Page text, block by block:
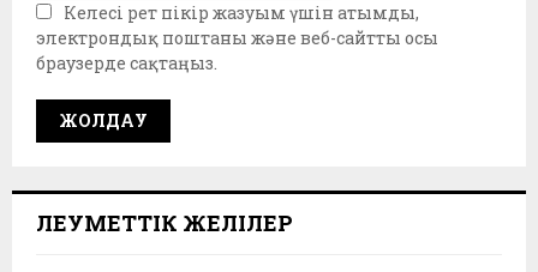
Келесі рет пікір жазуым үшін атымды,
электрондық поштаны және веб-сайтты осы
браузерде сақтаңыз.
ӘЛЕУМЕТТІК ЖЕЛІЛЕР